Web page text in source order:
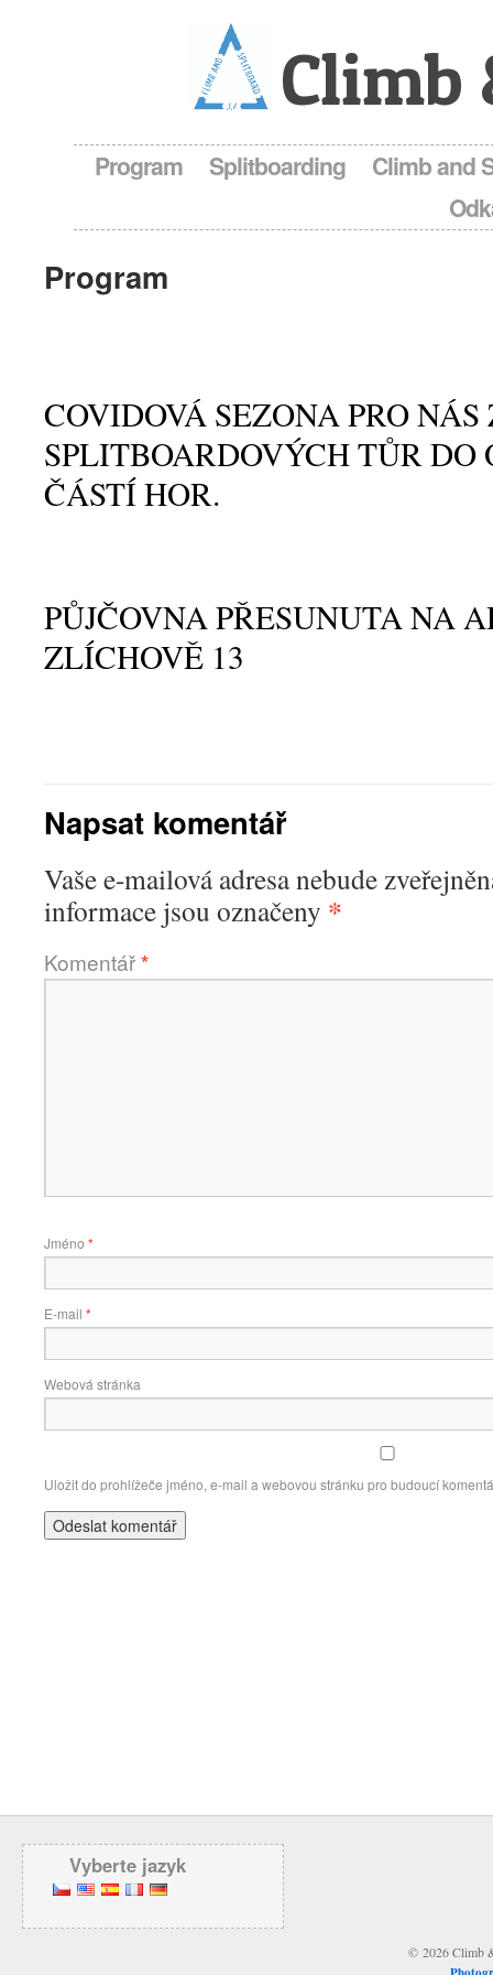
Climb
Program Splitboarding
Climb and
Program
COVIDOVÁ SEZONA PRO
SPLITBOARDOVÝCH TŮR DO
ČÁSTÍ HOR.
PŮJČOVNA PŘESUNUTA NA
ZLÍCHOVĚ 13
Napsat komentář
Vaše e-mailová adresa nebude
informace jsou označeny *
Komentář*
Jméno *
E-mail *
Webová stránka
Uložit do prohlížeče jméno, e-mail a webovou stránku pro budoucí
Vyberte jazyk
© 2026 Climb